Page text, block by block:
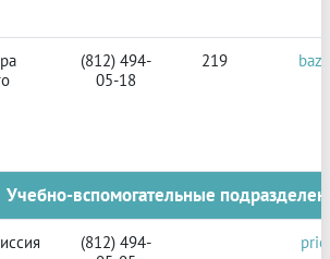
(812) 494-
05-18
219
Учебно-вспомогательные
(812) 494-